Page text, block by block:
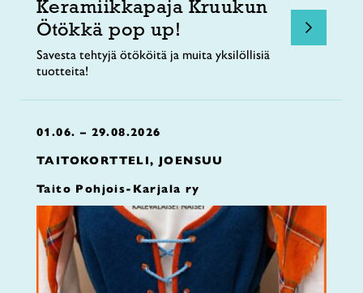
Keramiikkapaja Kruukun
Ötökkä pop up!
Savesta tehtyjä ötököitä ja muita yksilöllisiä
tuotteita!
01.06. – 29.08.2026
TAITOKORTTELI, JOENSUU
Taito Pohjois-Karjala ry